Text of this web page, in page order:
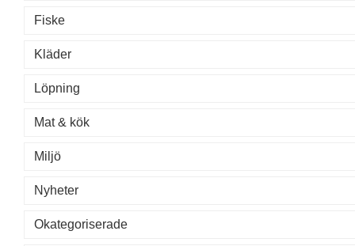
Fiske
Kläder
Löpning
Mat & kök
Miljö
Nyheter
Okategoriserade